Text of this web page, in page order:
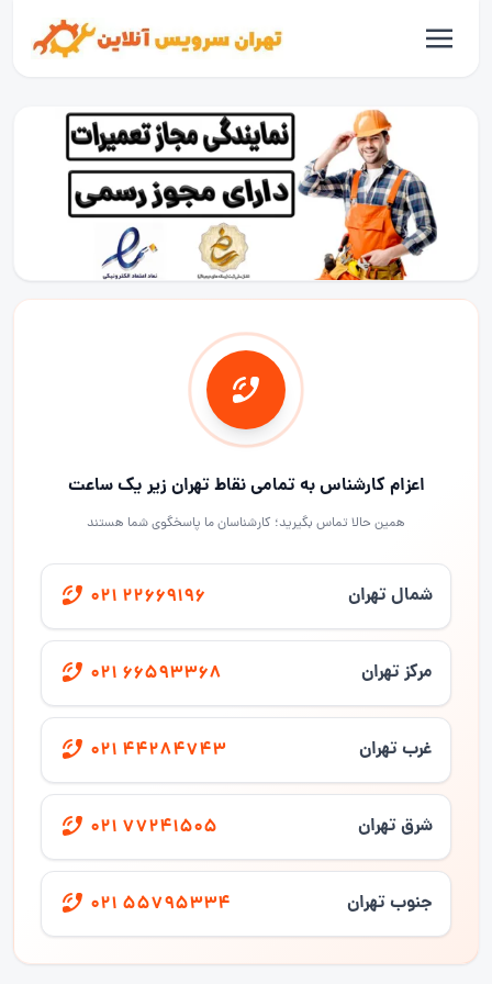
اعزام کارشناس به تمامی نقاط تهران زیر یک ساعت
همین حالا تماس بگیرید؛ کارشناسان ما پاسخگوی شما هستند
شمال تهران 021 22669196
مرکز تهران 021 66593368
غرب تهران 021 44284743
شرق تهران 021 77241505
جنوب تهران 021 55795334